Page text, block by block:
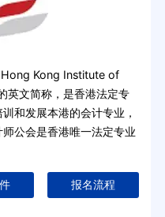
Hong Kong Institute of
文简称，是香港法定专
和发展本港的会计专业，
公会是香港唯一法定专业
报名流程